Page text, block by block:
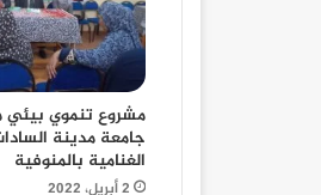
مشروع تنموي بيئي
جامعة مدينة
الغنامية بالمنوفية
2 أبريل، 2022